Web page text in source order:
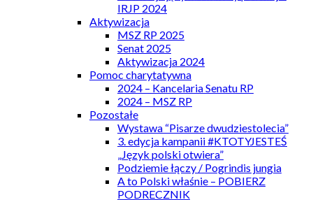
IRJP 2024
Aktywizacja
MSZ RP 2025
Senat 2025
Aktywizacja 2024
Pomoc charytatywna
2024 – Kancelaria Senatu RP
2024 – MSZ RP
Pozostałe
Wystawa “Pisarze dwudziestolecia”
3. edycja kampanii #KTOTYJESTEŚ
„Język polski otwiera”
Podziemie łączy / Pogrindis jungia
A to Polski właśnie – POBIERZ
PODRECZNIK